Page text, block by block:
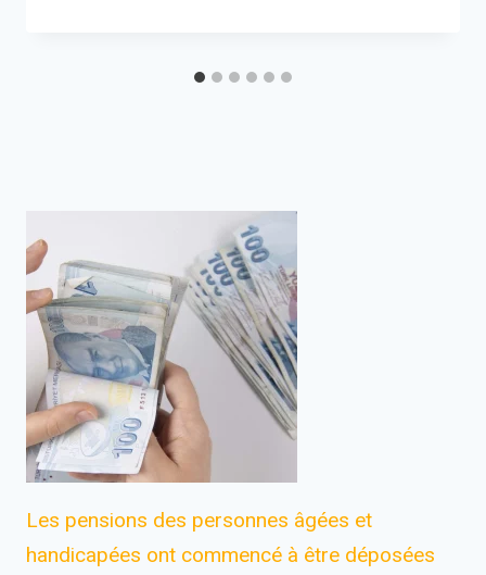
Les pensions des personnes âgées et
handicapées ont commencé à être déposées